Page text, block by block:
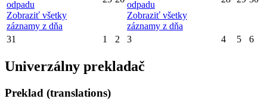
odpadu
Zobraziť všetky
záznamy z dňa
odpadu
Zobraziť všetky
záznamy z dňa
31 1 2 3 4 5 6
Univerzálny prekladač
Preklad (translations)